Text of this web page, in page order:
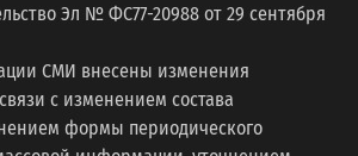
Эл № ФС77-20988 от 29 сентября
СМИ внесены изменения
с изменением состава
формы периодического